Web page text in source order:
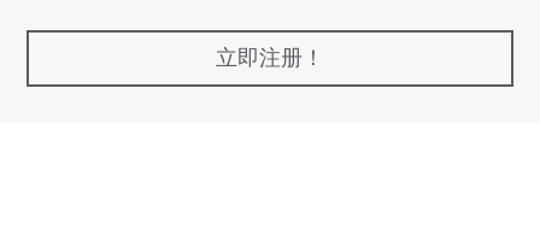
立即注册！